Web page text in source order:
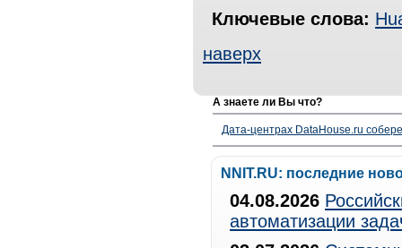
Ключевые слова:
наверх
А знаете ли Вы что?
Дата-центрах DataHouse.ru
NNIT.RU: последние
04.08.2026
автоматизации